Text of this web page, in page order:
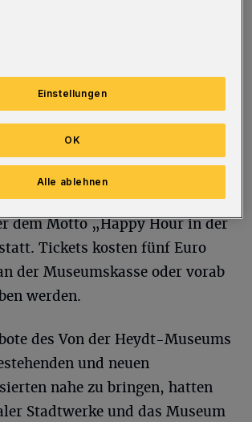
Ausstellung „Museum A bis Z.
Zukunft“ ist dann zu sehen.
außerdem eine öffentliche
Ausstellung „Zeiten und
dem Motto „Happy Hour in der
Tickets kosten fünf Euro
der Museumskasse oder vorab
werden.
des Von der Heydt-Museums
und neuen
nahe zu bringen, hatten
Stadtwerke und das Museum
Einstellungen
Alle ablehnen
OK